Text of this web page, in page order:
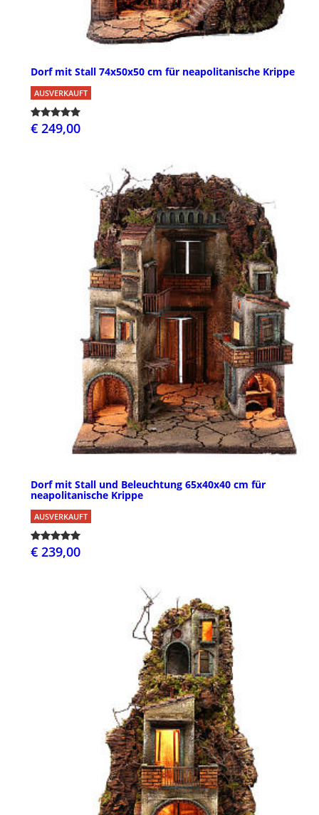
Dorf mit Stall 74x50x50 cm für neapolitanische Krippe
AUSVERKAUFT
€ 249,00
Dorf mit Stall und Beleuchtung 65x40x40 cm für
neapolitanische Krippe
AUSVERKAUFT
€ 239,00